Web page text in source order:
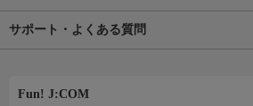
サポート・よくある質問
Fun! J:COM